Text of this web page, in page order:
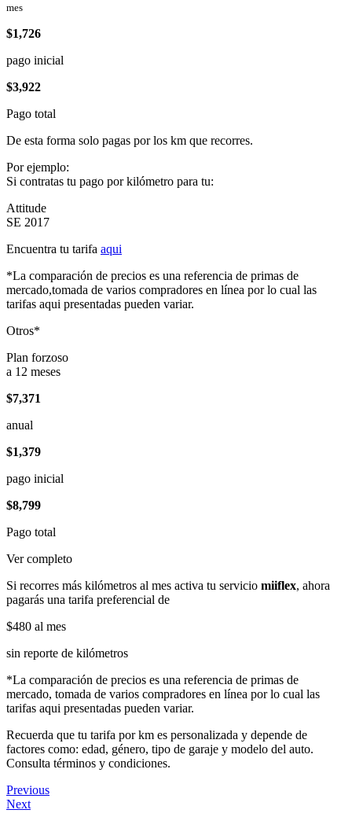
mes
$1,726
pago inicial
$3,922
Pago total
De esta forma solo pagas por los km que recorres.
Por ejemplo:
Si contratas tu pago por kilómetro para tu:
Attitude
SE 2017
Encuentra tu tarifa aqui
*La comparación de precios es una referencia de primas de
mercado,tomada de varios compradores en línea por lo cual las
tarifas aqui presentadas pueden variar.
Otros*
Plan forzoso
a 12 meses
$7,371
anual
$1,379
pago inicial
$8,799
Pago total
Ver completo
Si recorres más kilómetros al mes activa tu servicio miiflex, ahora
pagarás una tarifa preferencial de
$480 al mes
sin reporte de kilómetros
*La comparación de precios es una referencia de primas de
mercado, tomada de varios compradores en línea por lo cual las
tarifas aqui presentadas pueden variar.
Recuerda que tu tarifa por km es personalizada y depende de
factores como: edad, género, tipo de garaje y modelo del auto.
Consulta términos y condiciones.
Previous
Next